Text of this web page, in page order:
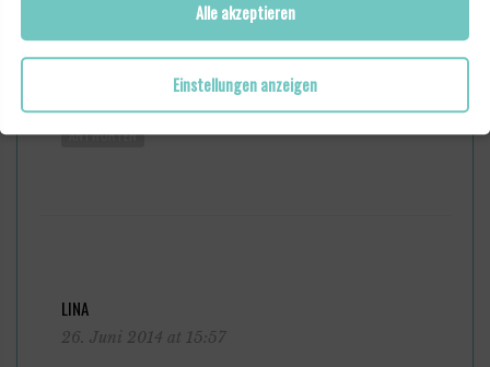
Alle akzeptieren
Einstellungen anzeigen
20. Mai 2014 at 17:59
Oder du ziehst nach New York 😉
ANTWORTEN
LINA
26. Juni 2014 at 15:57